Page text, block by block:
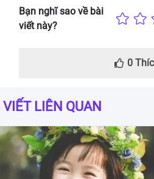
Bạn nghĩ sao về bài
viết này?
0
VIẾT LIÊN QUAN